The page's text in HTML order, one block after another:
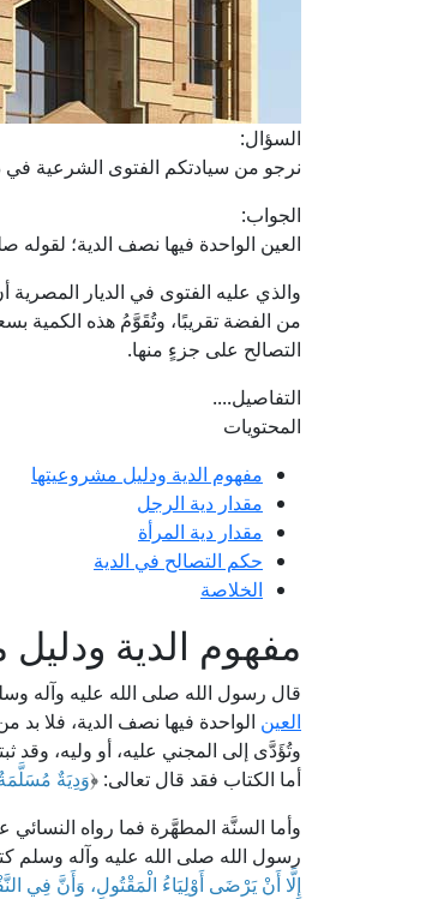
السؤال:
نرجو من سيادتكم الفتوى الشرعية في
الجواب:
العين الواحدة فيها نصف الدية؛ لقوله
والذي عليه الفتوى في الديار
من الفضة تقريبًا، وتُقَوَّمُ هذه الكمية
التصالح على جزءٍ منها.
التفاصيل....
المحتويات
مفهوم الدية ودليل مشروعيتها
مقدار دية الرجل
مقدار دية المرأة
حكم التصالح في الدية
الخلاصة
مفهوم الدية
قال رسول الله صلى الله عليه وآله
العين الواحدة فيها نصف الدية، فلا
وتُؤَدَّى إلى المجني عليه، أو وليه، وقد
أما الكتاب فقد قال تعالى: ﴿وَدِيَةٌ
وأما السنَّة المطهَّرة فما رواه
رسول الله صلى الله عليه وآله وسلم
إِلَّا أَنْ يَرْضَى أَوْلِيَاءُ الْمَقْتُولِ، وَأَنَّ فِي